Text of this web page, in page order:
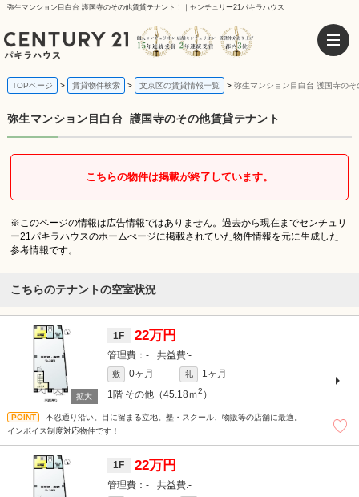
弥生マンション目白台 護国寺のその他賃貸テナント！｜センチュリー21パキラハウス
TOPページ 賃貸物件検索 文京区の賃貸情報一覧 弥生マンション目白台 護国寺の
弥生マンション目白台 護国寺のその他賃貸テナント
こちらの物件は掲載が終了しています。
※このページの情報は広告情報ではありません。過去から現在までセンチュリ
ー21パキラハウスのホームぺージに掲載されていた物件情報を元に生成した
参考情報です。
こちらのテナントの空室状況
1F 22万円
- -
敷 0ヶ月 礼
1ヶ月
1階 その他（45.18ｍ2 ）
不忍通り沿い。目に留まる立地。塾・スクール、物販等の店舗に最適。
インボイス制度対応物件です！
1F 22万円
- -